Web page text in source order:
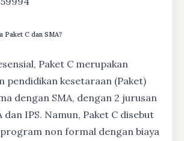
Paket C dan SMA?
Paket C merupakan
pendidikan kesetaraan (Paket)
dengan SMA, dengan 2 jurusan
dan IPS. Namun, Paket C disebut
non formal dengan biaya